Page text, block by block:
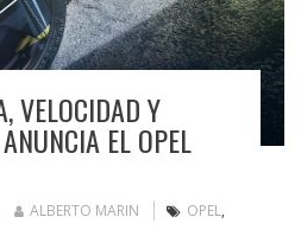
VELOCIDAD Y
EL OPEL
ALBERTO MARIN OPEL,